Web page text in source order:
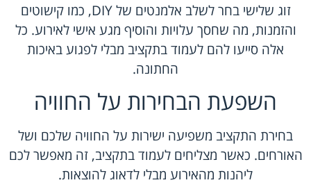
זוג שלישי בחר לשלב אלמנטים של DIY, כמו קישוטים
והזמנות, מה שחסך עלויות והוסיף מגע אישי לאירוע. כל
אלה סייעו להם לעמוד בתקציב מבלי לפגוע באיכות
החתונה.
השפעת הבחירות על החוויה
בחירת התקציב משפיעה ישירות על החוויה שלכם ושל
האורחים. כאשר מצליחים לעמוד בתקציב, זה מאפשר לכם
ליהנות מהאירוע מבלי לדאוג להוצאות.